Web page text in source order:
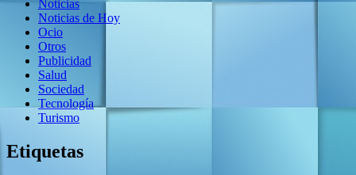
Noticias
Noticias de Hoy
Ocio
Otros
Publicidad
Salud
Sociedad
Tecnología
Turismo
Etiquetas